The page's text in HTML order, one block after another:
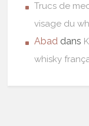
Trucs de
visage du
Abad dans
whisky